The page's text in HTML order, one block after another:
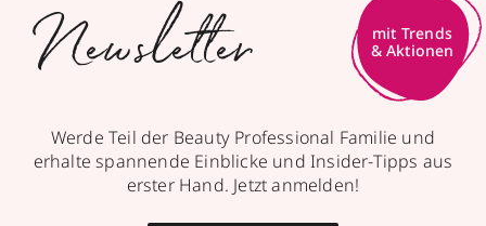
Newsletter
mit Trends
& Aktionen
Werde Teil der Beauty Professional Familie und
erhalte spannende Einblicke und Insider-Tipps aus
erster Hand. Jetzt anmelden!